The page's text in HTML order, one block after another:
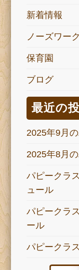
新着情報
ノーズワーク
保育園
ブログ
最近の
2025年9月
2025年8月
パピークラ
ュール
パピークラ
ール
パピークラ